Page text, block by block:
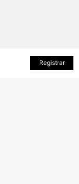
AO CARRINHORegistrar